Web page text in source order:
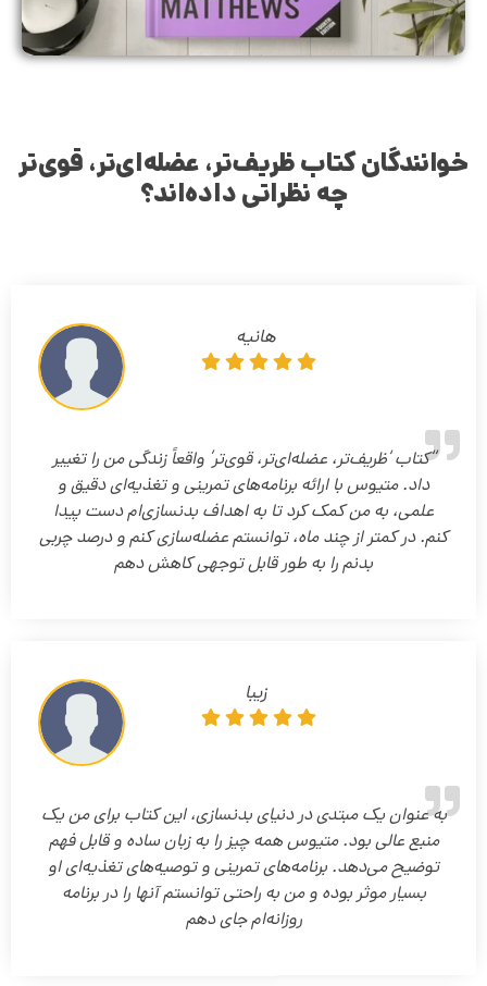
خوانندگان کتاب ظریف‌تر، عضله‌ای‌تر، قوی‌تر
چه نظراتی داده‌اند؟
هانیه
“کتاب ‘ظریف‌تر، عضله‌ای‌تر، قوی‌تر’ واقعاً زندگی من را تغییر
داد. متیوس با ارائه برنامه‌های تمرینی و تغذیه‌ای دقیق و
علمی، به من کمک کرد تا به اهداف بدنسازی‌ام دست پیدا
کنم. در کمتر از چند ماه، توانستم عضله‌سازی کنم و درصد چربی
بدنم را به طور قابل توجهی کاهش دهم
زیبا
به عنوان یک مبتدی در دنیای بدنسازی، این کتاب برای من یک
منبع عالی بود. متیوس همه چیز را به زبان ساده و قابل فهم
توضیح می‌دهد. برنامه‌های تمرینی و توصیه‌های تغذیه‌ای او
بسیار موثر بوده و من به راحتی توانستم آنها را در برنامه
روزانه‌ام جای دهم